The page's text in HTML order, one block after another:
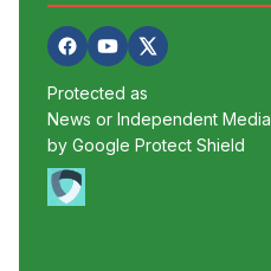
Protected as
News or Independent Media
by Google Protect Shield